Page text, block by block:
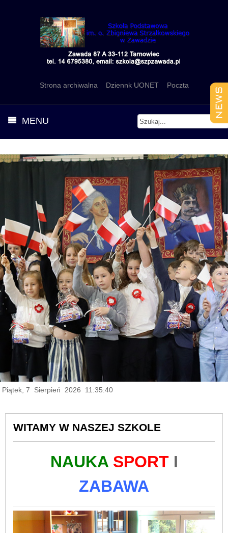
Strona archiwalna Dziennk UONET Poczta
MENU
Piątek, 7 Sierpień 2026 11:35:41
WITAMY W NASZEJ SZKOLE
NAUKA SPORTI
ZABAWA